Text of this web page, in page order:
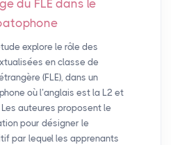
du FLE dans le
explore le rôle des
en classe de
(FLE), dans un
où l’anglais est la L2 et
auteures proposent le
pour désigner le
par lequel les apprenants